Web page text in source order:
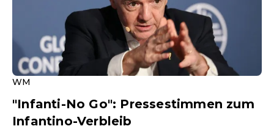
WM
"Infanti-No Go": Pressestimmen zum
Infantino-Verbleib